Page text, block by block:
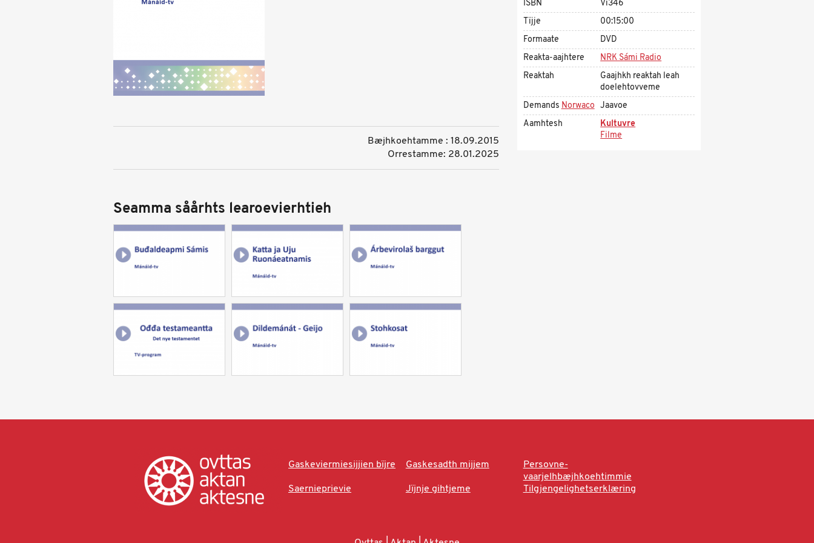
Bæjhkoehtamme : 18.09.2015
Orrestamme: 28.01.2025
Seamma såårhts learoevierhtieh
ISBN
Vi346
Tïjje
00:15:00
Formaate
DVD
Reakta-aajhtere
NRK Sámi Radio
Reaktah
Gaajhkh reaktah leah
doelehtovveme
DemandsNorwaco Jaavoe
Aamhtesh
Kultuvre
Filme
Gaskeviermiesijjien bïjre Gaskesadth mijjem
Persovne-
vaarjelhbæjhkoehtimmie
Saernieprievie
Jïjnje gihtjeme Tilgjengelighetserklæring